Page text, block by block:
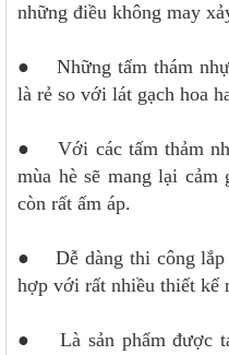
những điều không may
● Những tấm thám
là rẻ so với lát gạch hoa
● Với các tấm thảm
mùa hè sẽ mang lại
còn rất ấm áp.
● Dễ dàng thi công lắp
hợp với rất nhiều thiết kế
● Là sản phẩm được